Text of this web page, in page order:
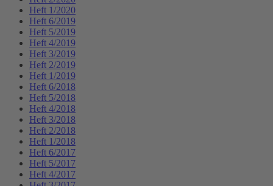
Heft 1/2020
Heft 6/2019
Heft 5/2019
Heft 4/2019
Heft 3/2019
Heft 2/2019
Heft 1/2019
Heft 6/2018
Heft 5/2018
Heft 4/2018
Heft 3/2018
Heft 2/2018
Heft 1/2018
Heft 6/2017
Heft 5/2017
Heft 4/2017